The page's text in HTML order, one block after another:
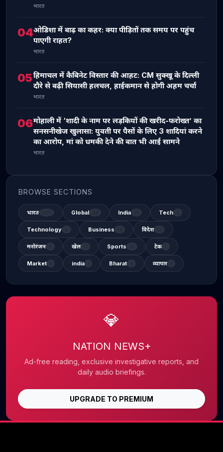
भारत
04ओडिशा में बाढ़ का कहर: क्या पीड़ितों तक समय पर पहुंच
पाएगी राहत?
भारत
05हिमाचल में कैबिनेट विस्तार की आहट: CM सुक्खू के दिल्ली
दौरे से बढ़ी सियासी हलचल, हाईकमान से होगी अहम चर्चा
भारत
06मोहाली में ‘शादी के नाम पर लड़कियों की खरीद-फरोख्त’ का
सनसनीखेज खुलासा: युवती पर पैसों के लिए 3 शादियां करने
का आरोप, मां को धमकी देने की बात भी आई सामने
भारत
BROWSE SECTIONS
भारत Global India Tech
Technology Business विदेश
मनोरंजन खेल Sports टेक
Market india Bharat व्यापार
💎
NATION NEWS+
Ad-free reading, exclusive investigative reports, and
daily audio briefings.
UPGRADE TO PREMIUM